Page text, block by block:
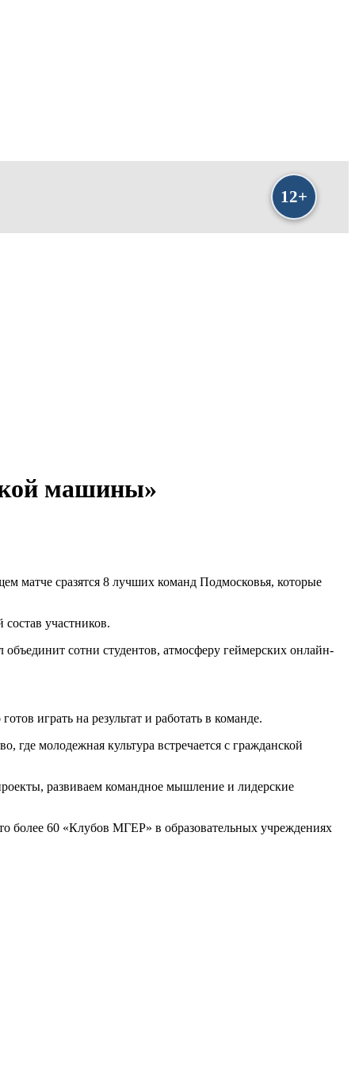
машины»
матче сразятся 8 лучших команд Подмосковья, которые
участников.
сотни студентов, атмосферу геймерских онлайн-
играть на результат и работать в команде.
молодежная культура встречается с гражданской
развиваем командное мышление и лидерские
более 60 «Клубов МГЕР» в образовательных учреждениях